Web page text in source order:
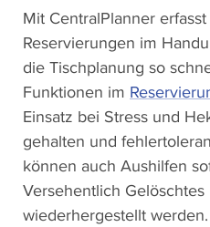
Mit CentralPlanner
Reservierungen im
die Tischplanung so
Funktionen im
Einsatz bei Stress und
gehalten und
können auch Aushilfen
Versehentlich
wiederhergestellt werden.